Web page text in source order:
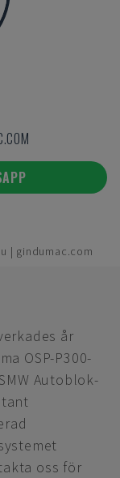
| gindumac.com
år
OSP-P300-
Autoblok-
oss för